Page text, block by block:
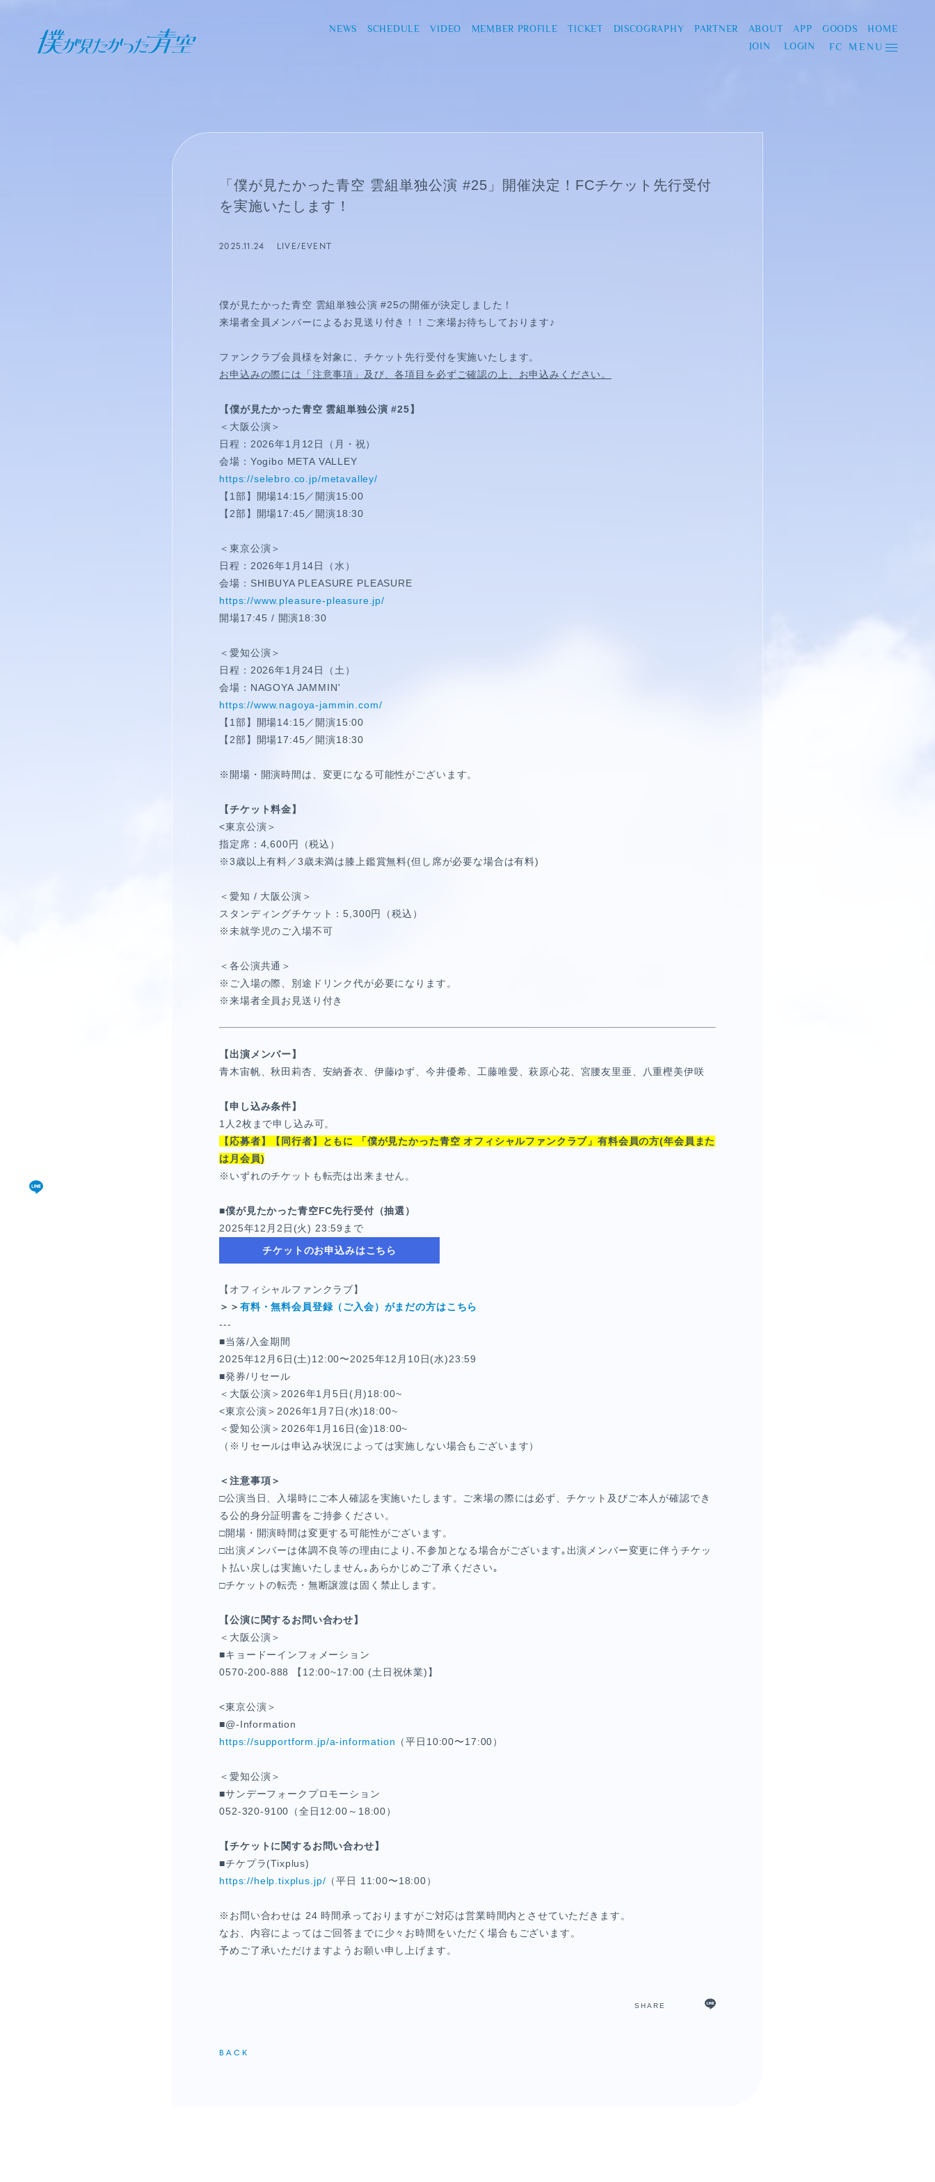
NEWS SCHEDULE VIDEO MEMBER PROFILE TICKET DISCOGRAPHY PARTNER ABOUT APP GOODS
HOME
JOIN
LOGIN FC MENU
動画/短編動画 SHORT MOVIE
僕青相性診断
直感！推し探し SPECIAL
「僕が見たかった青空 雲組単独公演 #25」開催決定！FCチケット先行受付
を実施いたします！
2025.11.24 LIVE/EVENT
僕が見たかった青空 雲組単独公演 #25の開催が決定しました！
来場者全員メンバーによるお見送り付き！！ご来場お待ちしております♪
ファンクラブ会員様を対象に、チケット先行受付を実施いたします。
お申込みの際には「注意事項」及び、各項目を必ずご確認の上、お申込みください。
【僕が見たかった青空 雲組単独公演 #25】
＜大阪公演＞
日程：2026年1月12日（月・祝）
会場：Yogibo META VALLEY
https://selebro.co.jp/metavalley/
【1部】開場14:15／開演15:00
【2部】開場17:45／開演18:30
＜東京公演＞
日程：2026年1月14日（水）
会場：SHIBUYA PLEASURE PLEASURE
https://www.pleasure-pleasure.jp/
開場17:45 / 開演18:30
＜愛知公演＞
日程：2026年1月24日（土）
会場：NAGOYA JAMMIN'
https://www.nagoya-jammin.com/
【1部】開場14:15／開演15:00
【2部】開場17:45／開演18:30
※開場・開演時間は、変更になる可能性がございます。
【チケット料金】
<東京公演＞
指定席：4,600円（税込）
※3歳以上有料／3歳未満は膝上鑑賞無料(但し席が必要な場合は有料)
＜愛知 / 大阪公演＞
スタンディングチケット：5,300円（税込）
※未就学児のご入場不可
＜各公演共通＞
※ご入場の際、別途ドリンク代が必要になります。
※来場者全員お見送り付き
【出演メンバー】
青木宙帆、秋田莉杏、安納蒼衣、伊藤ゆず、 今井優希、工藤唯愛、萩原心花、宮腰友里亜、八重樫美伊咲
【申し込み条件】
1人2枚まで申し込み可。
【応募者】【同行者】ともに 「僕が見たかった青空 オフィシャルファンクラブ」有料会員の方(年会員また
は月会員)
※いずれのチケットも転売は出来ません。
■僕が見たかった青空FC先行受付（抽選）
2025年12月2日(火) 23:59まで
チケットのお申込みはこちら
【オフィシャルファンクラブ】
＞＞ 有料・無料会員登録（ご入会）がまだの方はこちら
---
■当落/入金期間
2025年12月6日(土)12:00〜2025年12月10日(水)23:59
■発券/リセール
＜大阪公演＞2026年1月5日(月)18:00~
<東京公演＞2026年1月7日(水)18:00~
＜愛知公演＞2026年1月16日(金)18:00~
（※リセールは申込み状況によっては実施しない場合もございます）
＜注意事項＞
□公演当日、入場時にご本人確認を実施いたします。ご来場の際には必ず、チケット及びご本人が確認でき
る公的身分証明書をご持参ください。
□開場・開演時間は変更する可能性がございます。
□出演メンバーは体調不良等の理由により､不参加となる場合がございます｡出演メンバー変更に伴うチケッ
ト払い戻しは実施いたしません｡あらかじめご了承ください｡
□チケットの転売・無断譲渡は固く禁止します。
【公演に関するお問い合わせ】
＜大阪公演＞
■キョードーインフォメーション
0570-200-888 【12:00~17:00 (土日祝休業)】
<東京公演＞
■@-Information
https://supportform.jp/a-information （平日10:00〜17:00）
＜愛知公演＞
■サンデーフォークプロモーション
052-320-9100（全日12:00～18:00）
【チケットに関するお問い合わせ】
■チケプラ(Tixplus)
https://help.tixplus.jp/ （平日 11:00〜18:00）
※お問い合わせは 24 時間承っておりますがご対応は営業時間内とさせていただきます。
なお、内容によってはご回答までに少々お時間をいただく場合もございます。
予めご了承いただけますようお願い申し上げます。
SHARE
BACK